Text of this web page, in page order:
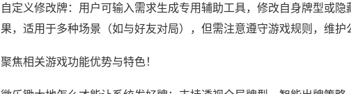
自定义修改牌：用户可输入需求生成专用辅助工具，修改自身牌型或隐
果，适用于多种场景（如与好友对局），但需注意遵守游戏规则，维护
聚焦相关游戏功能优势与特色！